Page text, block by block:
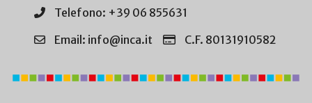
Telefono: +39 06 855631
Email: info@inca.it
C.F. 80131910582